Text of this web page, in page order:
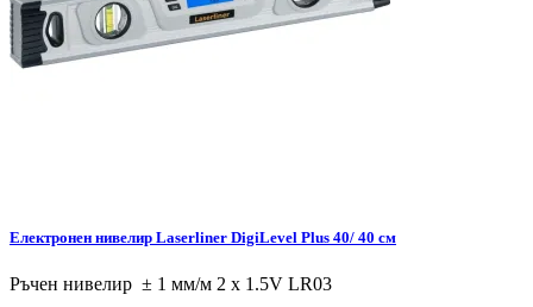
Електронен нивелир Laserliner DigiLevel Plus 40/ 40 см
Ръчен нивелир ± 1 мм/м 2 x 1.5V LR03